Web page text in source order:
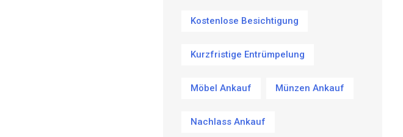
Kostenlose Besichtigung
Kurzfristige Entrümpelung
Möbel Ankauf Münzen Ankauf
Nachlass Ankauf